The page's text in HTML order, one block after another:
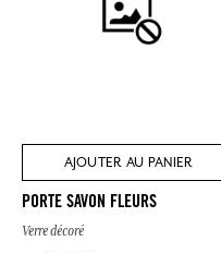
AJOUTER AU PANIER
PORTE SAVON FLEURS
Verre décoré